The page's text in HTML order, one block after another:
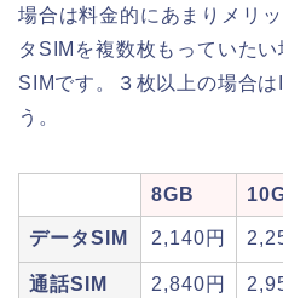
場合は料金的にあまりメリ
タSIMを複数枚もっていた
SIMです。３枚以上の場合
う。
8GB
データSIM 2,140円
通話SIM 2,840円